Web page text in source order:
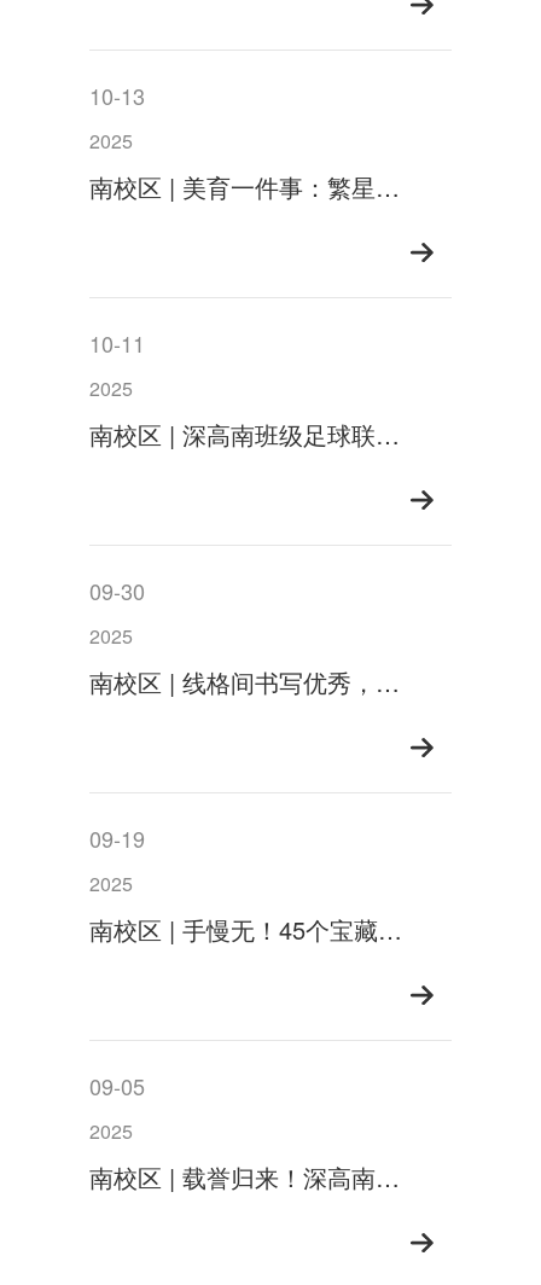
10-13
2025
南校区 | 美育一件事：繁星为幕，美无边界
10-11
2025
南校区 | 深高南班级足球联赛 热血开战燃爆绿茵！
09-30
2025
南校区 | 线格间书写优秀，笔墨中涵养品格
09-19
2025
南校区 | 手慢无！45个宝藏社团等你来pick→
09-05
2025
南校区 | 载誉归来！深高南少年全国劳动与智能设计大赛摘金夺银！